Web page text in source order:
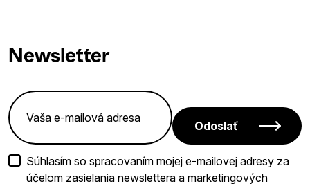
Newsletter
Odoslať
Súhlasím so spracovaním mojej e-mailovej adresy za
účelom zasielania newslettera a marketingových